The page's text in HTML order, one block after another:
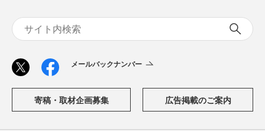
メールバックナンバー
寄稿・取材企画募集 広告掲載のご案内